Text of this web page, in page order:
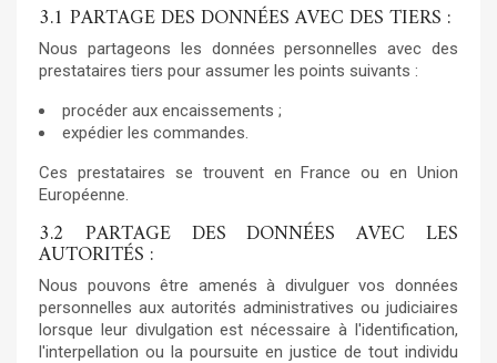
3.1 PARTAGE DES DONNÉES AVEC DES TIERS :
Nous partageons les données personnelles avec des
prestataires tiers pour assumer les points suivants :
procéder aux encaissements ;
expédier les commandes.
Ces prestataires se trouvent en France ou en Union
Européenne.
3.2 PARTAGE DES DONNÉES AVEC LES
AUTORITÉS :
Nous pouvons être amenés à divulguer vos données
personnelles aux autorités administratives ou judiciaires
lorsque leur divulgation est nécessaire à l'identification,
l'interpellation ou la poursuite en justice de tout individu